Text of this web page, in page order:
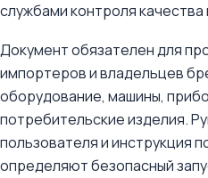
службами контроля
Документ обязателен для
импортеров и владельцев
оборудование, машины,
потребительские изделия.
пользователя и инструкция
определяют безопасный